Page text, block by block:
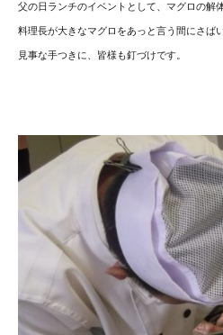
父の日ランチのイベントとして、マグロの解
料理長が大きなマグロをあっと言う間にさば
見事な手つきに、皆様も釘づけです。